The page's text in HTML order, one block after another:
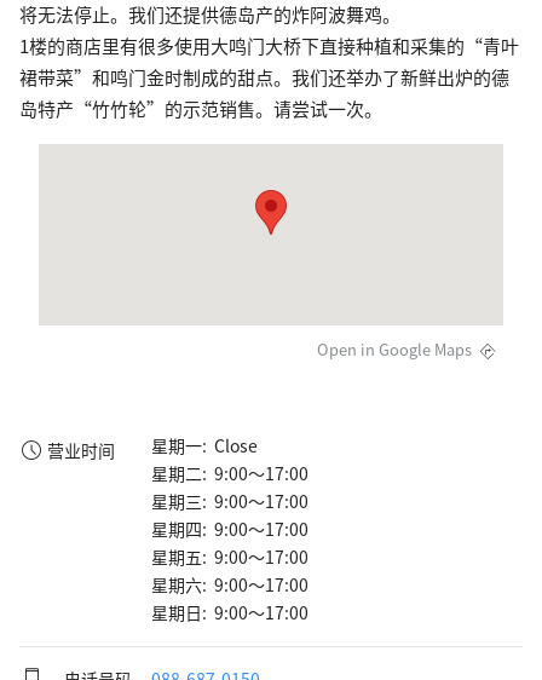
将无法停止。我们还提供德岛产的炸阿波舞鸡。
1楼的商店里有很多使用大鸣门大桥下直接种植和采集的“青叶
裙带菜”和鸣门金时制成的甜点。我们还举办了新鲜出炉的德
岛特产“竹竹轮”的示范销售。请尝试一次。
Open in Google Maps
营业时间
星期一: Close
星期二: 9:00～17:00
星期三: 9:00～17:00
星期四: 9:00～17:00
星期五: 9:00～17:00
星期六: 9:00～17:00
星期日: 9:00～17:00